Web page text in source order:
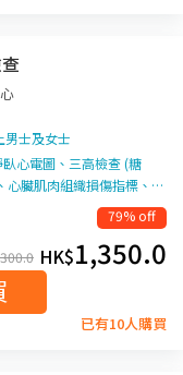
男士及女士
心電圖、三高檢查 (糖
心臟肌肉組織損傷指標、…
79% off
HK$1,350.0
已有10人購買